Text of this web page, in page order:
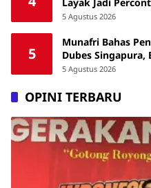
5 Agustus 2026
5
Munafri Bahas
Dubes Singapura,
ASN hingga
5 Agustus 2026
OPINI TERBARU